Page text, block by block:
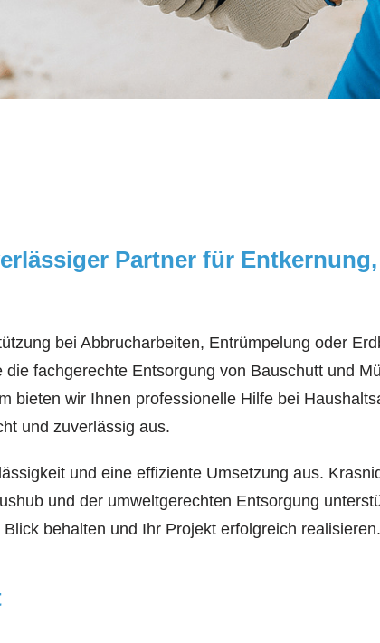
Partner für
bei Abbrucharbeiten, Entrümpelung oder
fachgerechte Entsorgung von Bauschutt und
bieten wir Ihnen professionelle Hilfe bei
und zuverlässig aus.
und eine effiziente Umsetzung aus.
und der umweltgerechten Entsorgung
behalten und Ihr Projekt erfolgreich realisieren.